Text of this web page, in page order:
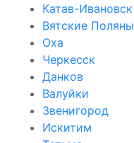
Катав-Ивановск
Вятские Поляны
Оха
Черкесск
Данков
Валуйки
Звенигород
Искитим